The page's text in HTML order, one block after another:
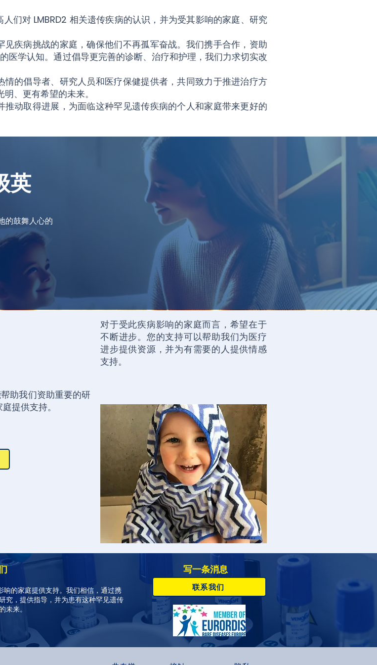
们对 LMBRD2 相关遗传疾病的认识，并为受其影响的家庭、研究
疾病挑战的家庭，确保他们不再孤军奋战。我们携手合作，资助
医学认知。通过倡导更完善的诊断、治疗和护理，我们力求切实改
的倡导者、研究人员和医疗保健提供者，共同致力于推进治疗方
、更有希望的未来。
动取得进展，为面临这种罕见遗传疾病的个人和家庭带来更好的
英
的鼓舞人心的
对于受此疾病影响的家庭而言，希望在于
不断进步。您的支持可以帮助我们为医疗
进步提供资源，并为有需要的人提供情感
支持。
助我们资助重要的研
提供支持。
响的家庭提供支持。我们相信，通过携
究，提供指导，并为患有这种罕见遗传
未来。
联系我们
写一条消息